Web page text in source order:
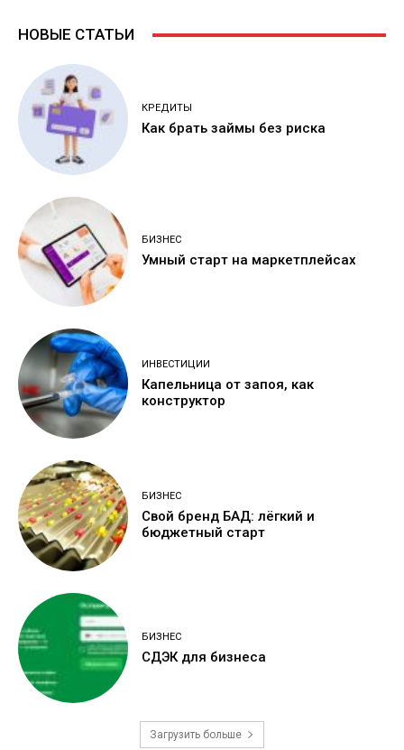
НОВЫЕ СТАТЬИ
КРЕДИТЫ
Как брать займы без риска
БИЗНЕС
Умный старт на маркетплейсах
ИНВЕСТИЦИИ
Капельница от запоя, как
конструктор
БИЗНЕС
Свой бренд БАД: лёгкий и
бюджетный старт
БИЗНЕС
СДЭК для бизнеса
Загрузить больше